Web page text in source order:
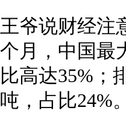
王爷说财经注
个月，中国最
比高达35%；
吨，占比24%。